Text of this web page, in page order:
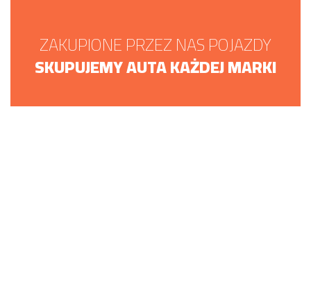
ZAKUPIONE PRZEZ NAS POJAZDY
SKUPUJEMY AUTA KAŻDEJ MARKI